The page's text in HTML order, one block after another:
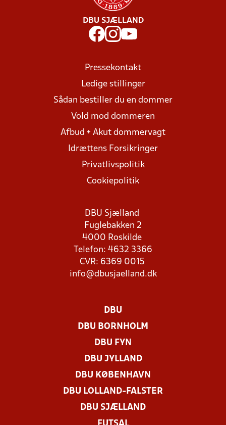
DBU SJÆLLAND
Pressekontakt
Ledige stillinger
Sådan bestiller du en dommer
Vold mod dommeren
Afbud + Akut dommervagt
Idrættens Forsikringer
Privatlivspolitik
Cookiepolitik
DBU Sjælland
Fuglebakken 2
4000 Roskilde
Telefon: 4632 3366
CVR: 6369 0015
info@dbusjaelland.dk
DBU
DBU BORNHOLM
DBU FYN
DBU JYLLAND
DBU KØBENHAVN
DBU LOLLAND-FALSTER
DBU SJÆLLAND